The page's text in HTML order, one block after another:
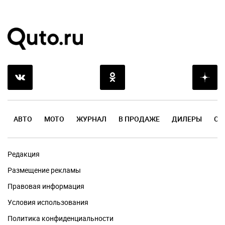
АВТО МОТО ЖУРНАЛ В ПРОДАЖЕ ДИЛЕРЫ
Редакция
Размещение рекламы
Правовая информация
Условия использования
Политика конфиденциальности